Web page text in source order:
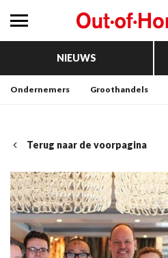
NIEUWS
Ondernemers Groothandels
Terug naar de voorpagina